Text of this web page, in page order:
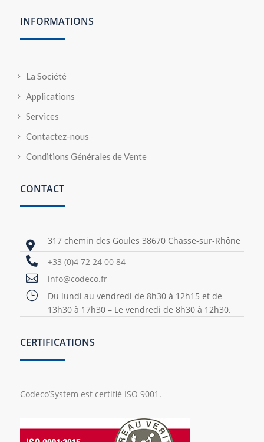
INFORMATIONS
La Société
Applications
Services
Contactez-nous
Conditions Générales de Vente
CONTACT
 317 chemin des Goules 38670 Chasse-sur-Rhône
 +33 (0)4 72 24 00 84
 info@codeco.fr
}
Du lundi au vendredi de 8h30 à 12h15 et de
13h30 à 17h30 – Le vendredi de 8h30 à 12h30.
CERTIFICATIONS
Codeco’System est certifié ISO 9001.